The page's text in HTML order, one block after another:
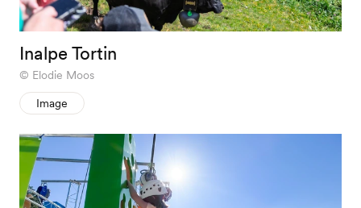
Inalpe Tortin
Elodie Moos
Image